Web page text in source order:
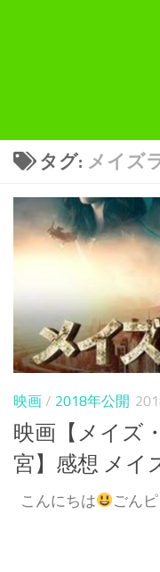
タグ: メイズ
映画 / 2018年公開
映画【メイズ
宮】感想 メイ
こんにちは ごん